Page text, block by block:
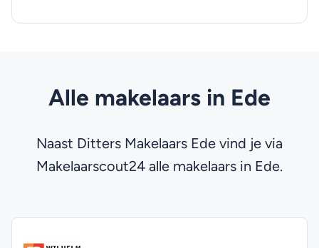
Alle makelaars in Ede
Naast Ditters Makelaars Ede vind je via
Makelaarscout24 alle makelaars in Ede.